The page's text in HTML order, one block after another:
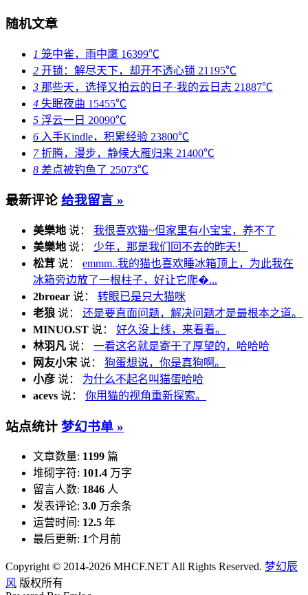
随机文章
1 笼中雀，雨中鹰 16399℃
2 开锁：解尽天下，却开不透心锁 21195℃
3 那些天，选择又拍云的日子·我的云日志 21887℃
4 失眠夜曲 15455℃
5 浮云一日 20090℃
6 入手Kindle，积累经验 23800℃
7折腾，漫步，静候大雁归来 21400℃
8 差点被钓鱼了 25073℃
最新评论 给我留言 »
美樂地 说： 我很喜欢猫~但家里有小宝宝，养不了
美樂地 说： 少年，那是我们回不去的昨天！
松茸 说： emmm..我的猫也喜欢睡冰箱顶上，为此我在
冰箱旁边放了一根柱子，好让它爬�...
2broear 说： 转眼已是只大猫咪
老狼 说： 还是要直面问题，解决问题才是最根本之道。
MINUO.ST 说： 好久没上线，来看看。
林羽凡 说： 一看这名就是寄于了厚望的，哈哈哈
网友小宋 说： 狗蛋想说，你是真狗啊。
小彦 说： 为什么不起名叫猫蛋哈哈
acevs 说： 你用猫的视角重新探索。
站点统计 梦幻书单 »
文章数量: 1199 篇
堆砌字符: 101.4 万字
留言人数: 1846 人
发表评论: 3.0 万余条
运营时间: 12.5 年
最后更新: 1个月前
Copyright © 2014-2026 MHCF.NET All Rights Reserved. 梦幻辰
风 版权所有